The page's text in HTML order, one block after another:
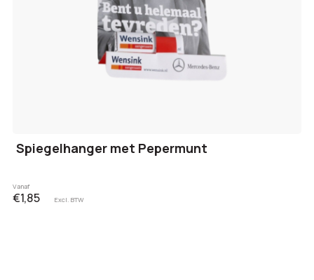
Spiegelhanger met Pepermunt
Vanaf
€1,85 Excl. BTW